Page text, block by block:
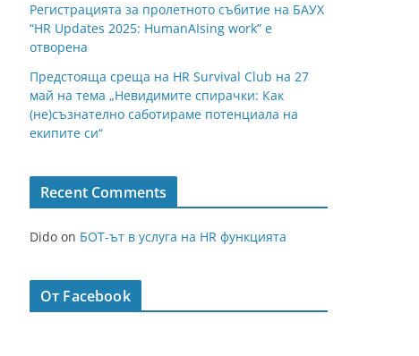
Регистрацията за пролетното събитие на БАУХ
“HR Updates 2025: HumanAIsing work” е
отворена
Предстояща среща на HR Survival Club на 27
май на тема „Невидимите спирачки: Как
(не)съзнателно саботираме потенциала на
екипите си“
Recent Comments
Dido on БОТ-ът в услуга на HR функцията
От Facebook